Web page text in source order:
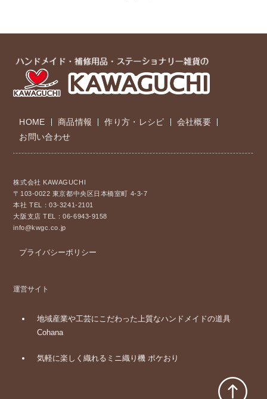
HOME 商品情報 作り方・レシピ
会社概要
お問い合わせ
株式会社 KAWAGUCHI
〒103-0022 東京都中央区日本橋室町 4-3-7
本社 TEL：03-3241-2101
大阪支店 TEL：06-6943-9158
info@kwgc.co.jp
プライバシーポリシー
運営サイト
地域産業や工芸にこだわった上質なハンドメイドの道具
Cohana
気軽に楽しく織れるミニ織り機 ポケおり